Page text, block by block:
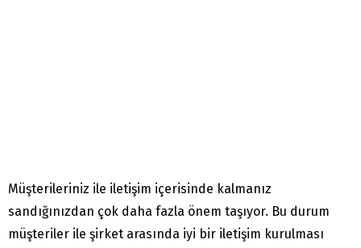
Müşterileriniz ile iletişim içerisinde kalmanız
sandığınızdan çok daha fazla önem taşıyor. Bu durum
müşteriler ile şirket arasında iyi bir iletişim kurulması